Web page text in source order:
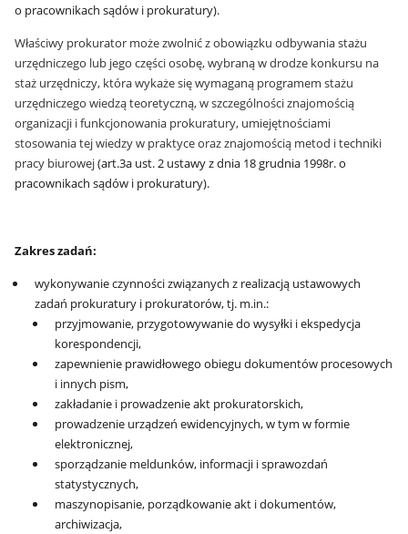
o pracownikach sądów i prokuratury).
Właściwy prokurator może zwolnić z obowiązku odbywania stażu
urzędniczego lub jego części osobę, wybraną w drodze konkursu na
staż urzędniczy, która wykaże się wymaganą programem stażu
urzędniczego wiedzą teoretyczną, w szczególności znajomością
organizacji i funkcjonowania prokuratury, umiejętnościami
stosowania tej wiedzy w praktyce oraz znajomością metod i techniki
pracy biurowej(art.3a ust. 2 ustawy z dnia 18 grudnia 1998r. o
pracownikach sądów i prokuratury).
Zakres zadań:
wykonywanie czynności związanych z realizacją ustawowych
zadań prokuratury i prokuratorów, tj. m.in.:
przyjmowanie, przygotowywanie do wysyłki i ekspedycja
korespondencji,
zapewnienie prawidłowego obiegu dokumentów procesowych
i innych pism,
zakładanie i prowadzenie akt prokuratorskich,
prowadzenie urządzeń ewidencyjnych, w tym w formie
elektronicznej,
sporządzanie meldunków, informacji i sprawozdań
statystycznych,
maszynopisanie, porządkowanie akt i dokumentów,
archiwizacja,